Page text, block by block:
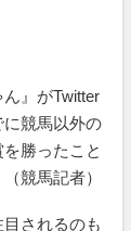
』がTwitter
競馬以外の
勝ったこと
競馬記者）
されるのも